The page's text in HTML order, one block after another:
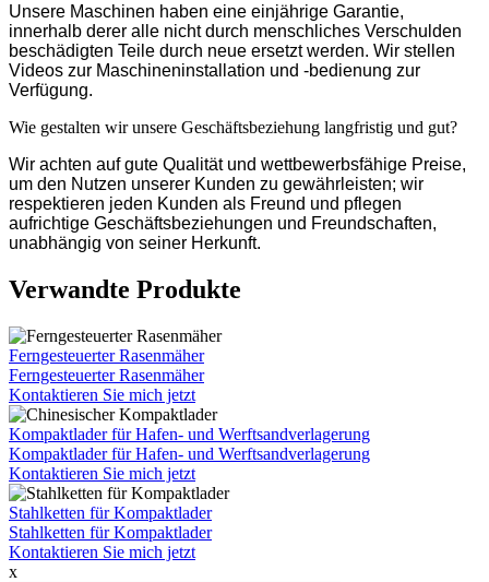
Unsere Maschinen haben eine einjährige Garantie,
innerhalb derer alle nicht durch menschliches Verschulden
beschädigten Teile durch neue ersetzt werden. Wir stellen
Videos zur Maschineninstallation und -bedienung zur
Verfügung.
Wie gestalten wir unsere Geschäftsbeziehung langfristig und gut?
Wir achten auf gute Qualität und wettbewerbsfähige Preise,
um den Nutzen unserer Kunden zu gewährleisten; wir
respektieren jeden Kunden als Freund und pflegen
aufrichtige Geschäftsbeziehungen und Freundschaften,
unabhängig von seiner Herkunft.
Verwandte Produkte
Ferngesteuerter Rasenmäher
Ferngesteuerter Rasenmäher
Kontaktieren Sie mich jetzt
Kompaktlader für Hafen- und Werftsandverlagerung
Kompaktlader für Hafen- und Werftsandverlagerung
Kontaktieren Sie mich jetzt
Stahlketten für Kompaktlader
Stahlketten für Kompaktlader
Kontaktieren Sie mich jetzt
x